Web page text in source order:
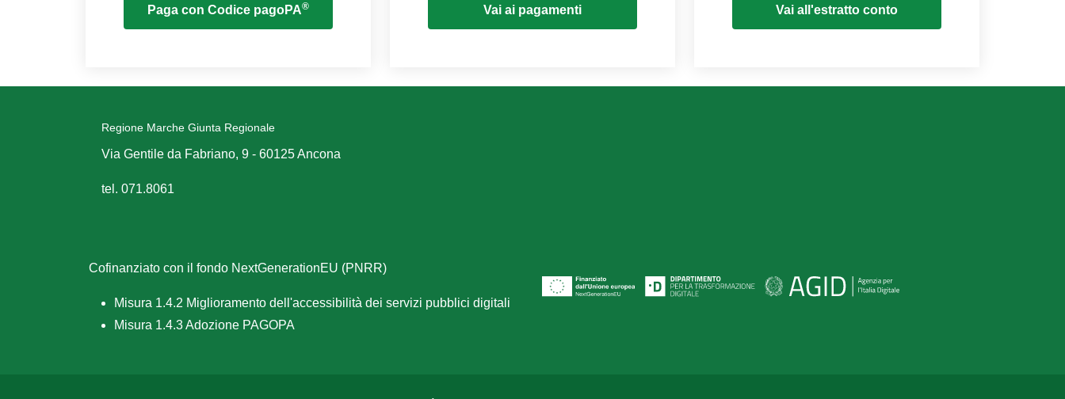
Paga con Codice pagoPA® Vai ai pagamenti Vai all'estratto conto
Regione Marche Giunta Regionale
Via Gentile da Fabriano, 9 - 60125 Ancona
tel. 071.8061
Cofinanziato con il fondo NextGenerationEU (PNRR)
Misura 1.4.2 Miglioramento dell'accessibilità dei servizi pubblici digitali
Misura 1.4.3 Adozione PAGOPA